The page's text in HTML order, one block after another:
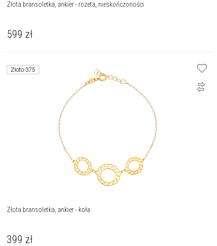
Złota bransoletka, ankier - rozeta, nieskończoności
599 zł
Złoto 375
Złota bransoletka, ankier - koła
399 zł